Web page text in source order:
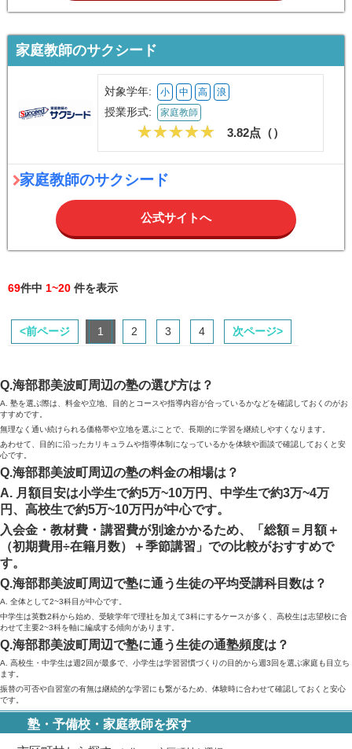
家庭教師のサクシード
対象学年: 小 中 高 浪
授業形式: 家庭教師
3.82点（）
家庭教師のサクシード
公式サイトへ
69件中 1~20 件を表示
<前ページ 1 2 3 4 次ページ>
Q.海部郡美波町周辺の塾の選び方は？
A. 塾を選ぶ際は、料金や立地、目的とコースや指導内容が合っているかなどを確認しておくのがお
すすめです。
無理なく通い続けられる価格帯や立地を選ぶことで、長期的に学習を継続しやすくなります。
あわせて、目的に沿ったカリキュラムや指導体制になっているかを体験や面談で確認しておくと安
心です。
Q.海部郡美波町周辺の塾の料金の相場は？
A. 月額目安は小学生で約5万~10万円、中学生で約3万~4万
円、高校生で約5万~10万円が中心です。
入会金・教材費・講習費が別途かかるため、「総額＝月額＋
（初期費用÷在籍月数）＋季節講習」での比較がおすすめで
す。
Q.海部郡美波町周辺で塾に通う生徒の平均受講科目数は？
A. 全体として2~3科目が中心です。
中学生は英数2科から始め、受験学年で理社を加えて3科にするケースが多く、高校生は志望校に合
わせて主要2~3科を軸に編成する傾向があります。
Q.海部郡美波町周辺で塾に通う生徒の通塾頻度は？
A. 高校生・中学生は週2回が最多で、小学生は学習習慣づくりの目的から週3回を選ぶ家庭も目立ち
ます。
振替の可否や自習室の有無は継続的な学習にも繋がるため、体験時に合わせて確認しておくと安心
です。
塾・予備校・家庭教師を探す